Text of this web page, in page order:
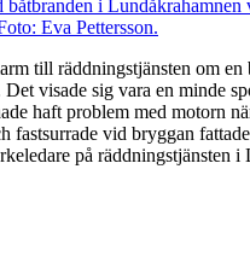
till räddningstjänsten om en
visade sig vara en minde
haft problem med motorn
fastsurrade vid bryggan
på räddningstjänsten i